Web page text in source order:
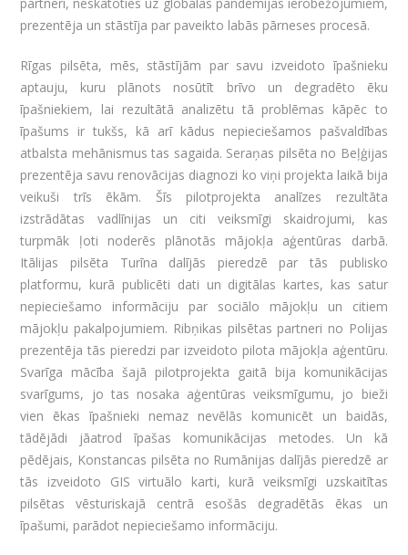
prezentēja un stāstīja par paveikto labās pārneses procesā.
Rīgas pilsēta, mēs, stāstījām par savu izveidoto īpašnieku
aptauju, kuru plānots nosūtīt brīvo un degradēto ēku
īpašniekiem, lai rezultātā analizētu tā problēmas kāpēc to
īpašums ir tukšs, kā arī kādus nepieciešamos pašvaldības
atbalsta mehānismus tas sagaida. Seraņas pilsēta no Beļģijas
prezentēja savu renovācijas diagnozi ko viņi projekta laikā bija
veikuši trīs ēkām. Šīs pilotprojekta analīzes rezultāta
izstrādātas vadlīnijas un citi veiksmīgi skaidrojumi, kas
turpmāk ļoti noderēs plānotās mājokļa aģentūras darbā.
Itālijas pilsēta Turīna dalījās pieredzē par tās publisko
platformu, kurā publicēti dati un digitālas kartes, kas satur
nepieciešamo informāciju par sociālo mājokļu un citiem
mājokļu pakalpojumiem. Ribņikas pilsētas partneri no Polijas
prezentēja tās pieredzi par izveidoto pilota mājokļa aģentūru.
Svarīga mācība šajā pilotprojekta gaitā bija komunikācijas
svarīgums, jo tas nosaka aģentūras veiksmīgumu, jo bieži
vien ēkas īpašnieki nemaz nevēlās komunicēt un baidās,
tādējādi jāatrod īpašas komunikācijas metodes. Un kā
pēdējais, Konstancas pilsēta no Rumānijas dalījās pieredzē ar
tās izveidoto GIS virtuālo karti, kurā veiksmīgi uzskaitītas
pilsētas vēsturiskajā centrā esošās degradētās ēkas un
īpašumi, parādot nepieciešamo informāciju.